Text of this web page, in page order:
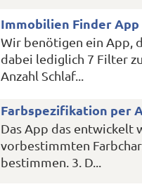
Immobilien Finder App
Wir benötigen ein App,
dabei lediglich 7 Filter
Anzahl Schlaf...
Farbspezifikation per
Das App das entwickelt
vorbestimmten
bestimmen. 3. D...